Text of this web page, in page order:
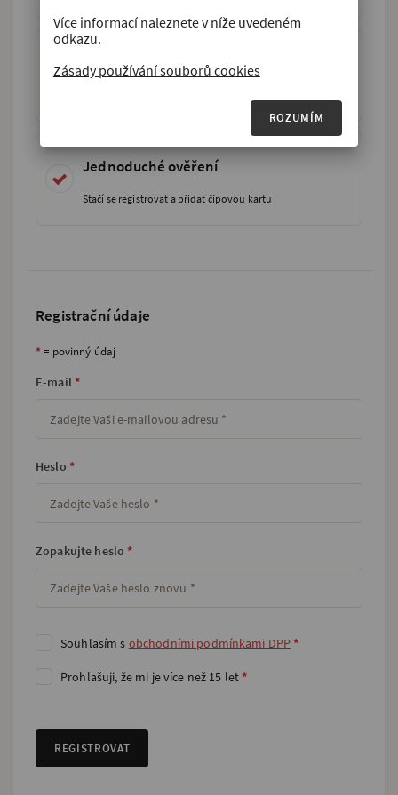
Nákupy pro celou rodinu
Jednoduché ověření
Stačí se registrovat a přidat čipovou kartu
Registrační údaje
*= povinný údaj
E-mail*
Heslo *
Zopakujte heslo *
Souhlasím s obchodními podmínkami DPP *
Prohlašuji, že mi je více než 15 let *
Více informací naleznete v níže uvedeném
Zásady používání souborů cookies
ROZUMÍM